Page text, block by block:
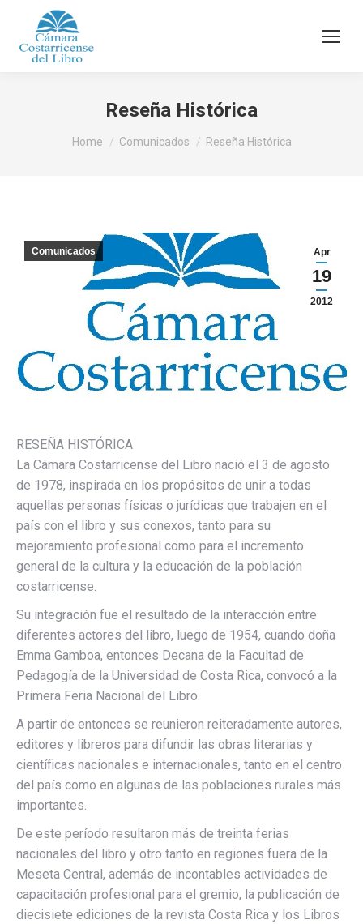
Reseña Histórica
You are here:
Home Comunicados Reseña Histórica
Apr
19
2012
Comunicados
RESEÑA HISTÓRICA
La Cámara Costarricense del Libro nació el 3 de agosto
de 1978, inspirada en los propósitos de unir a todas
aquellas personas físicas o jurídicas que trabajen en el
país con el libro y sus conexos, tanto para su
mejoramiento profesional como para el incremento
general de la cultura y la educación de la población
costarricense.
Su integración fue el resultado de la interacción entre
diferentes actores del libro, luego de 1954, cuando doña
Emma Gamboa, entonces Decana de la Facultad de
Pedagogía de la Universidad de Costa Rica, convocó a la
Primera Feria Nacional del Libro.
A partir de entonces se reunieron reiteradamente autores,
editores y libreros para difundir las obras literarias y
científicas nacionales e internacionales, tanto en el centro
del país como en algunas de las poblaciones rurales más
importantes.
De este período resultaron más de treinta ferias
nacionales del libro y otro tanto en regiones fuera de la
Meseta Central, además de incontables actividades de
capacitación profesional para el gremio, la publicación de
diecisiete ediciones de la revista Costa Rica y los Libros